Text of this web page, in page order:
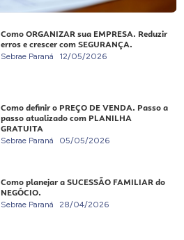
Como ORGANIZAR sua EMPRESA. Reduzir
erros e crescer com SEGURANÇA.
Sebrae Paraná 12/05/2026
Como definir o PREÇO DE VENDA. Passo a
passo atualizado com PLANILHA
GRATUITA
Sebrae Paraná 05/05/2026
Como planejar a SUCESSÃO FAMILIAR do
NEGÓCIO.
Sebrae Paraná 28/04/2026